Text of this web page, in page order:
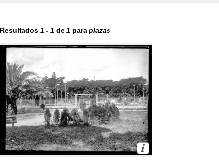
Resultados 1 - 1 de 1 para plazas